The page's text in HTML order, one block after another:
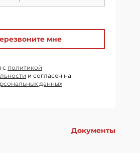
мне
с политикой
и согласен на
данных
Документы